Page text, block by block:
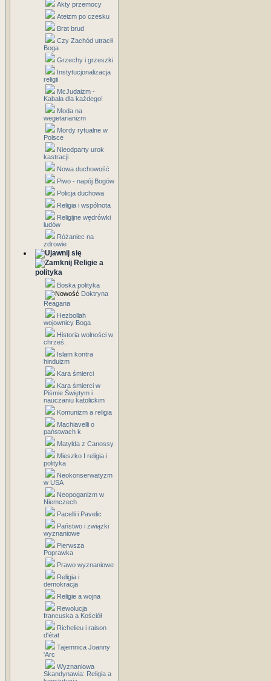
Akty przemocy
Ateizm po czesku
Brat brud
Czy Zachód utracił
Boga
Grzechy i grzeszki
Instytucjonalizacja
religii
McJudaizm -
Kabała dla każdego!
Moda na
wegetarianizm
Mordy rytualne w
Polsce
Nieodparty urok
kastracji
Nowa duchowość
Piwo - napój Bogów
Policja duchowa
Religia i wspólnota
Religijne wędrówki
ludów
Różaniec na
zdrowie
Religie a
polityka
Boska polityka
Doktryna
Reagana
Hezbollah
wojownicy Boga
Historia wolności w
chrześ.
Islam kontra
hinduizm
Kara śmierci
Kara śmierci w
Piśmie Świętym i
nauczaniu katolickim
Komunizm a religia
Machiavelli o
państwach k
Matylda z Canossy
Mieszko I religia i
polityka
Neokonserwatyzm
w USA
Neopoganizm w
Niemczech
Pacelli i Pavelic
Państwo i związki
wyznaniowe
Pierwsza
Poprawka
Prawo wyznaniowe
Religia i
demokracja
Religie a wojna
Rewolucja
francuska a Kościół
Richelieu i raison
d'état
Tajemnica Joanny
'Arc
Wyznaniowa
Skandynawia: Religia a